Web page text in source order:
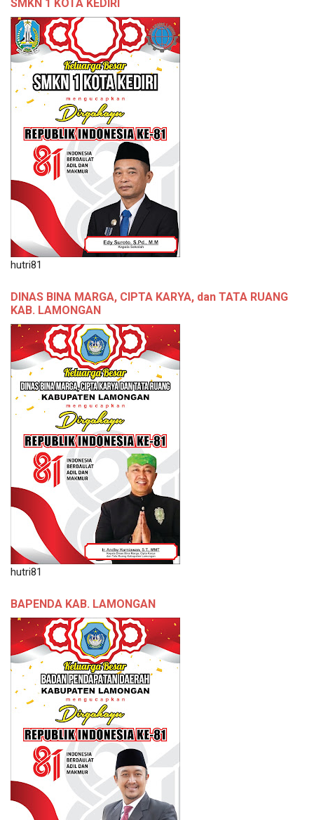
SMKN 1 KOTA KEDIRI
hutri81
DINAS BINA MARGA, CIPTA KARYA, dan TATA RUANG
KAB. LAMONGAN
hutri81
BAPENDA KAB. LAMONGAN